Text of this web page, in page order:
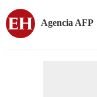
Agencia AFP